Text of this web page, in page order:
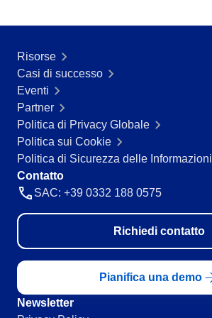
ISO 14971
ISO 19011
AS9100
ISO 22301
ISO 26000
ITIL
COBIT
ISO 10015
ISO 37001
ISO 45001
ISO 20000
FDA 21 CFR Part 11
FDA 21 CFR Part 820
GDPR
Risorse
Casi di successo
Eventi
Partner
Politica di Privacy Globale
Politica sui Cookie
Politica di Sicurezza delle Informazioni
Contatto
SAC: +39 0332 188 0575
Richiedi contatto
Pianifica una demo
Newsletter